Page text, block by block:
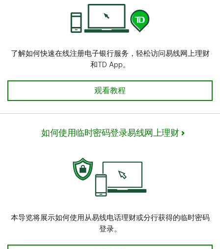
了解如何快速在线注册电子银行服务，轻松访问易线网上理财
和TD App。
如何使用TD个人账户注册易线网上
观看教程
如何使用临时密码登录易线网上理财
本导览将展示如何使用从易线电话理财或分行获得的临时密码
登录。